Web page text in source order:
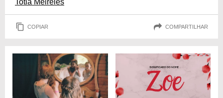
Totia Meireles
COPIAR COMPARTILHAR